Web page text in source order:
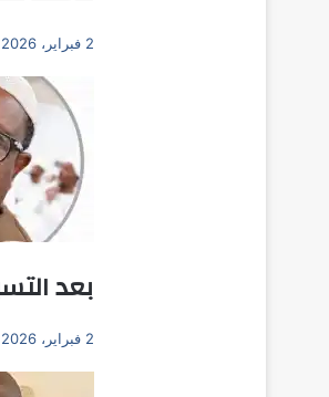
2 فبراير، 2026
بعد
2 فبراير، 2026